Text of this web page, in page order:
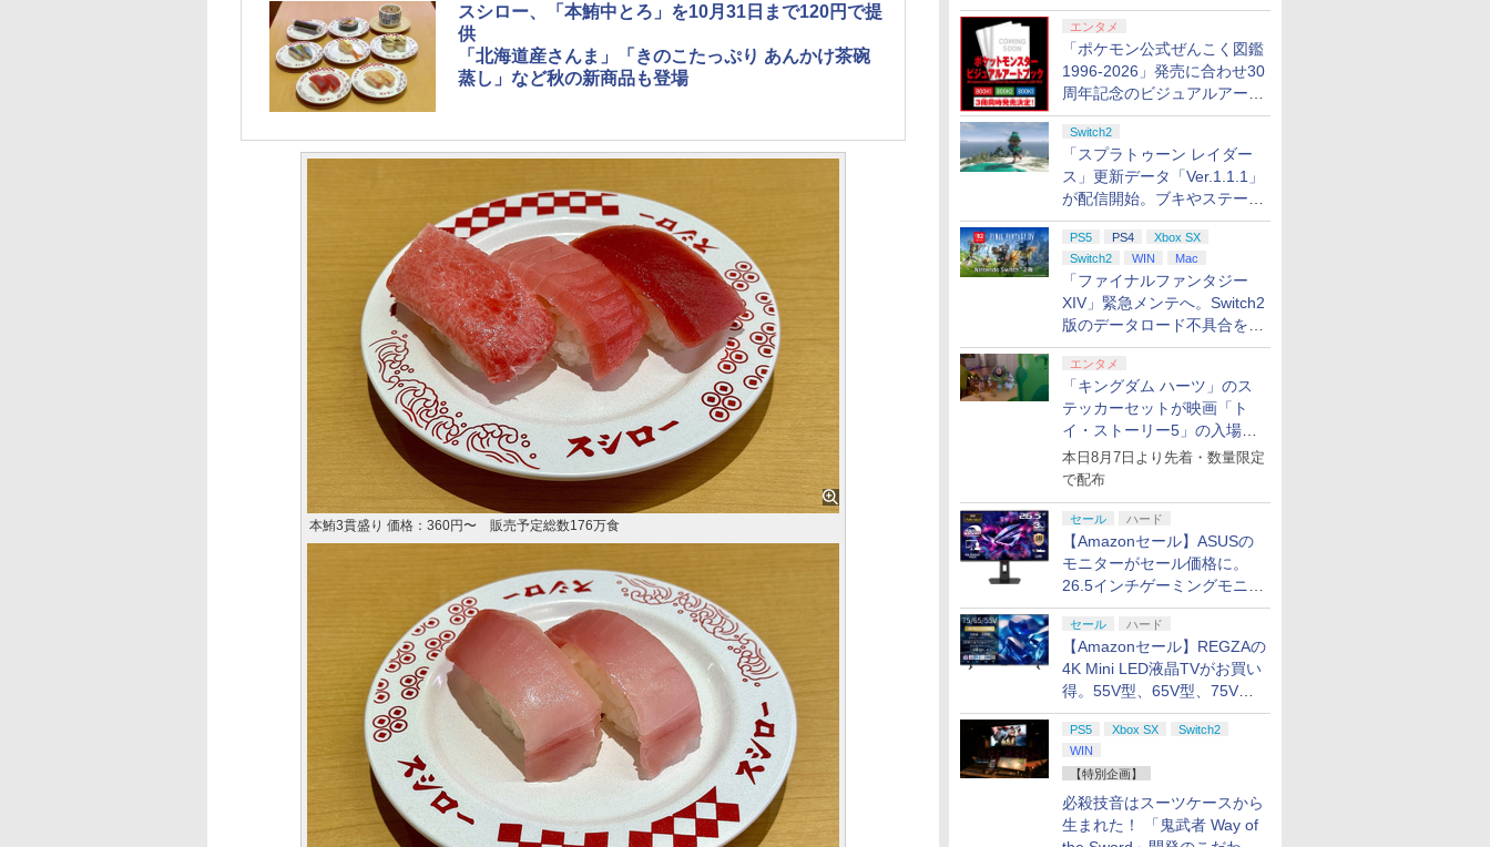
開
エンタメ
「ポケモン公式ぜんこく図鑑
1996-2026」発売に合わせ30
周年記念のビジュアルアート
ブック3冊同時発売が決定
Switch2
「スプラトゥーン レイダー
ス」更新データ「Ver.1.1.1」
が配信開始。ブキやステージ
に関する不具合を修正
PS5 PS4
Xbox SX
Switch2
WIN Mac
「ファイナルファンタジー
XIV」緊急メンテへ。Switch2
版のデータロード不具合を最
適化
エンタメ
「キングダム ハーツ」のス
テッカーセットが映画「ト
イ・ストーリー5」の入場特
典として配布決定！
本日8月7日より先着・数量限定
で配布
セール ハード
【Amazonセール】ASUSの
モニターがセール価格に。
26.5インチゲーミングモニタ
ー「ROG Strix OLED
XG27ACDMS」限定モデルも
お買い得
セール ハード
【Amazonセール】REGZAの
4K Mini LED液晶TVがお買い
得。55V型、65V型、75V型
の2026年モデルがラインナ
ップ
PS5 Xbox SX
Switch2
WIN
【特別企画】
必殺技音はスーツケースから
生まれた！ 「鬼武者 Way of
スシロー、「本鮪中とろ」を10月31日まで120円で提
供
「北海道産さんま」「きのこたっぷり あんかけ茶碗
蒸し」など秋の新商品も登場
本鮪3貫盛り 価格：360円〜 販売予定総数176万食